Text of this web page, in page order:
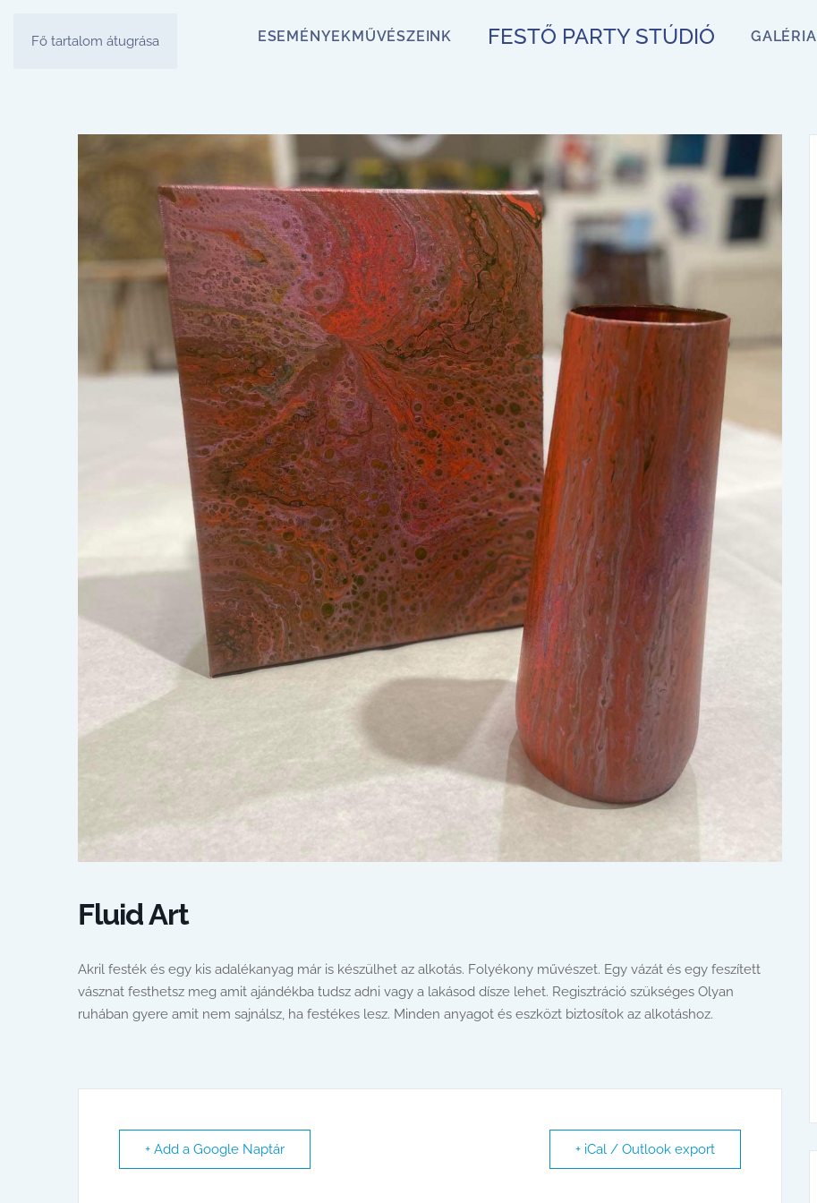
Fő tartalom átugrása ESEMÉNYEKMŰVÉSZEINK FESTŐ PARTY STÚDIÓ GALÉRIA
Fluid Art
Akril festék és egy kis adalékanyag már is készülhet az alkotás. Folyékony művészet. Egy vázát és egy feszített
vásznat festhetsz meg amit ajándékba tudsz adni vagy a lakásod dísze lehet. Regisztráció szükséges Olyan
ruhában gyere amit nem sajnálsz, ha festékes lesz. Minden anyagot és eszközt biztosítok az alkotáshoz.
+ Add a Google Naptár + iCal / Outlook export